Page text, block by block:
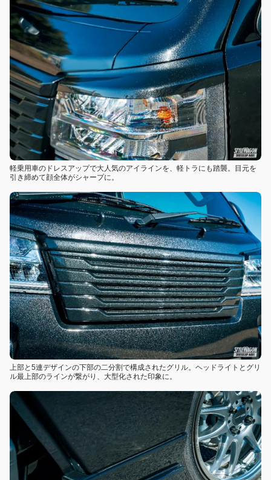
軽乗用車のドレスアップで大人気のアイラインを、軽トラにも踏襲。目元を
引き締めて顔全体がシャープに。
上部と5連デザインの下部の二分割で構成されたグリル。ヘッドライトとグリ
ル最上部のラインが繋がり、大型化された印象に。